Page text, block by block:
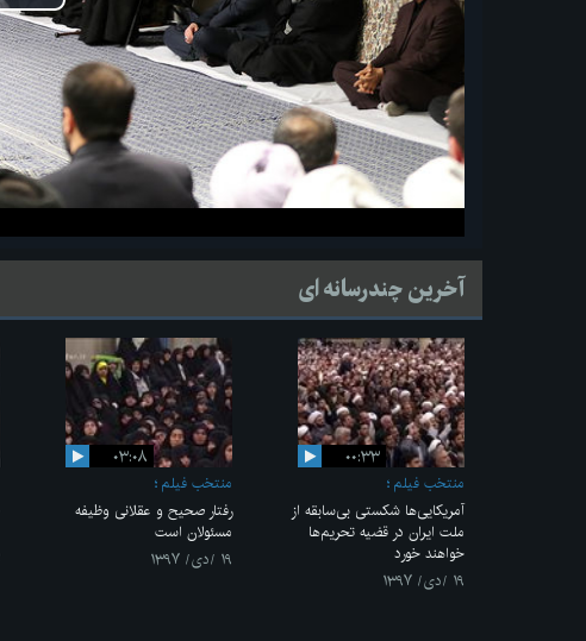
ویدیو
آخرین چندرسانه ای
۰۰:۳۳
منتخب فیلم
آمریکایی‌ها شکستی بی‌سابقه از
ملت ایران در قضیه تحریم‌ها
خواهند خورد
۱۹ /دی/ ۱۳۹۷
۰۳:۰۸
منتخب فیلم
رفتار صحیح و عقلانی وظیفه
مسئولان است
۱۹ /دی/ ۱۳۹۷